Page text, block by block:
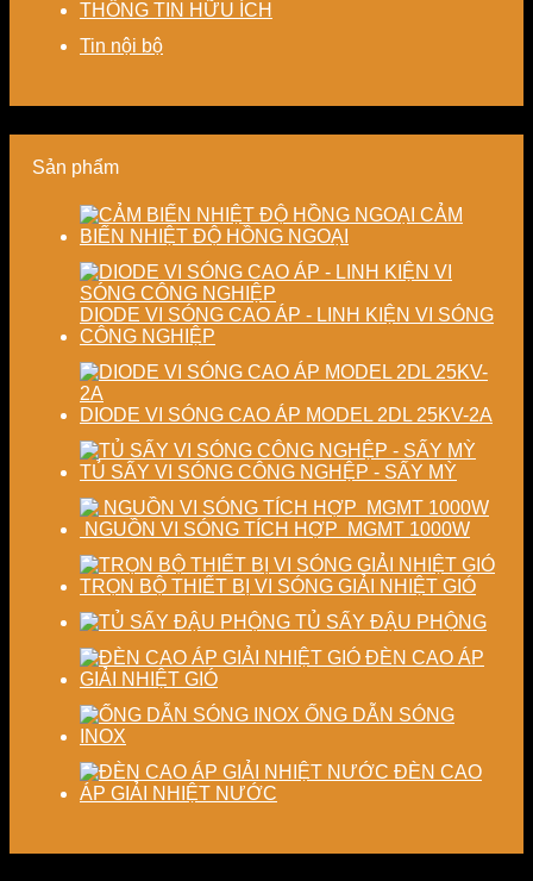
nâng
thành
phí
sản
năng
chất
lượng
phẩm
pháp
tiết
kiệm
lượng
định
lượng
sấy
nghiệp
THÔNG TIN HỮU ÍCH
Tin nội bộ
Sản phẩm
CẢM
BIẾN NHIỆT ĐỘ HỒNG NGOẠI
DIODE VI SÓNG CAO ÁP - LINH KIỆN VI SÓNG
CÔNG NGHIỆP
DIODE VI SÓNG CAO ÁP MODEL 2DL 25KV-2A
TỦ SẤY VI SÓNG CÔNG NGHỆP - SẤY MỲ
NGUỒN VI SÓNG TÍCH HỢP MGMT 1000W
TRỌN BỘ THIẾT BỊ VI SÓNG GIẢI NHIỆT GIÓ
TỦ SẤY ĐẬU PHỘNG
ĐÈN CAO ÁP
GIẢI NHIỆT GIÓ
ỐNG DẪN SÓNG
INOX
ĐÈN CAO
ÁP GIẢI NHIỆT NƯỚC